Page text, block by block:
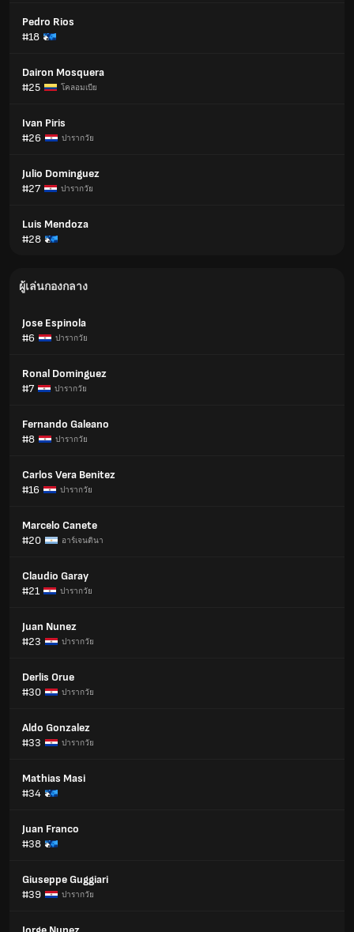
Pedro Rios
#18
Dairon Mosquera
#25
โคลอมเบีย
Ivan Piris
#26
ปารากวัย
Julio Dominguez
#27
ปารากวัย
Luis Mendoza
#28
ผู้เล่นกองกลาง
Jose Espinola
#6
ปารากวัย
Ronal Dominguez
#7
ปารากวัย
Fernando Galeano
#8
ปารากวัย
Carlos Vera Benitez
#16
ปารากวัย
Marcelo Canete
#20
อาร์เจนตินา
Claudio Garay
#21
ปารากวัย
Juan Nunez
#23
ปารากวัย
Derlis Orue
#30
ปารากวัย
Aldo Gonzalez
#33
ปารากวัย
Mathias Masi
#34
Juan Franco
#38
Giuseppe Guggiari
#39
ปารากวัย